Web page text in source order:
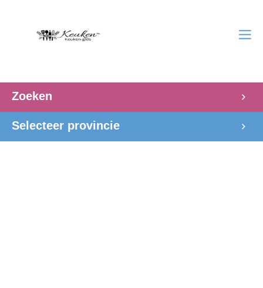
Zoeken
Selecteer provincie